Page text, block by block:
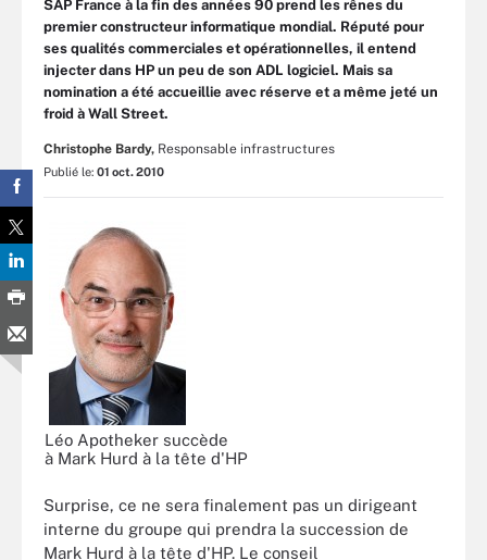
SAP France à la fin des années 90 prend les rênes du
premier constructeur informatique mondial. Réputé pour
ses qualités commerciales et opérationnelles, il entend
injecter dans HP un peu de son ADL logiciel. Mais sa
nomination a été accueillie avec réserve et a même jeté un
froid à Wall Street.
Christophe Bardy, Responsable infrastructures
Publié le: 01 oct. 2010
Léo Apotheker succède
à Mark Hurd à la tête d'HP
Surprise, ce ne sera finalement pas un dirigeant
interne du groupe qui prendra la succession de
Mark Hurd à la tête d'HP. Le conseil